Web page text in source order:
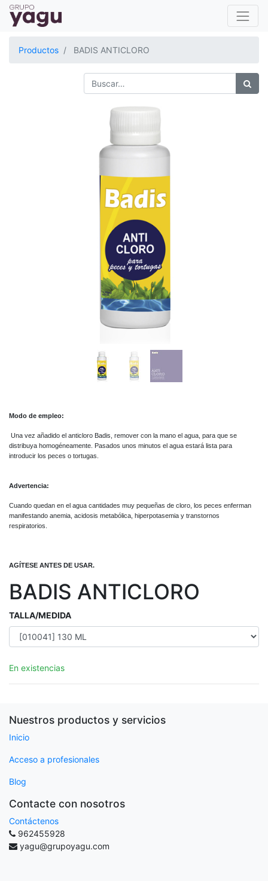
Productos BADIS ANTICLORO
Modo de empleo:
Una vez añadido el anticloro Badis, remover con la mano el agua, para que se
distribuya homogéneamente. Pasados unos minutos el agua estará lista para
introducir los peces o tortugas.
Advertencia:
Cuando quedan en el agua cantidades muy pequeñas de cloro, los peces enferman
manifestando anemia, acidosis metabólica, hiperpotasemia y transtornos
respiratorios.
AGÍTESE ANTES DE USAR.
BADIS ANTICLORO
TALLA/MEDIDA
En existencias
Nuestros productos y servicios
Inicio
Acceso a profesionales
Blog
Contacte con nosotros
Contáctenos
962455928
yagu@grupoyagu.com